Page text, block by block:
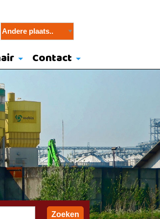
Contact